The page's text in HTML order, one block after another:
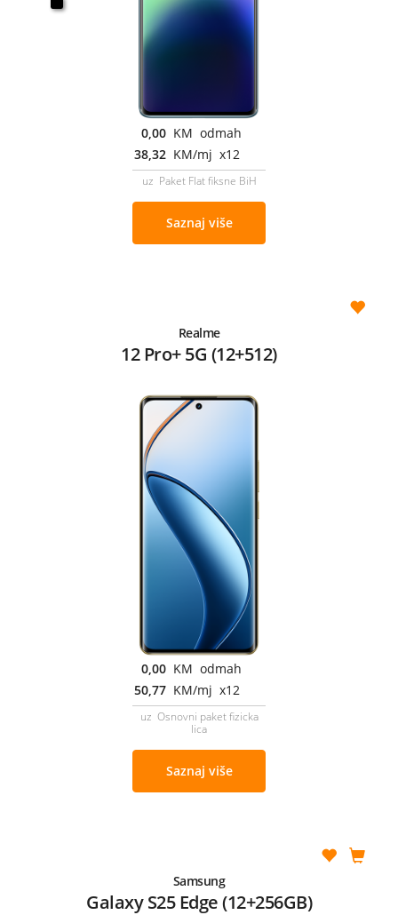
0,00 KM odmah
38,32 KM/mj x12
uz Paket Flat fiksne BiH
Saznaj više
Realme
12 Pro+ 5G (12+512)
0,00 KM odmah
50,77 KM/mj x12
uz Osnovni paket fizicka
lica
Saznaj više
Samsung
Galaxy S25 Edge (12+256GB)